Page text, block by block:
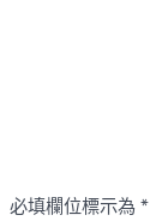
必填欄位標示為*